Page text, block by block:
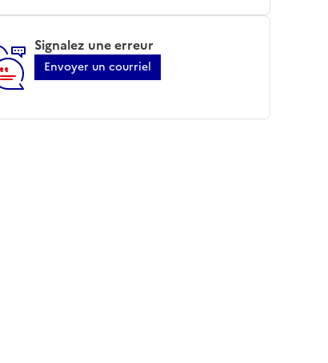
Signalez une erreur
Envoyer un courriel